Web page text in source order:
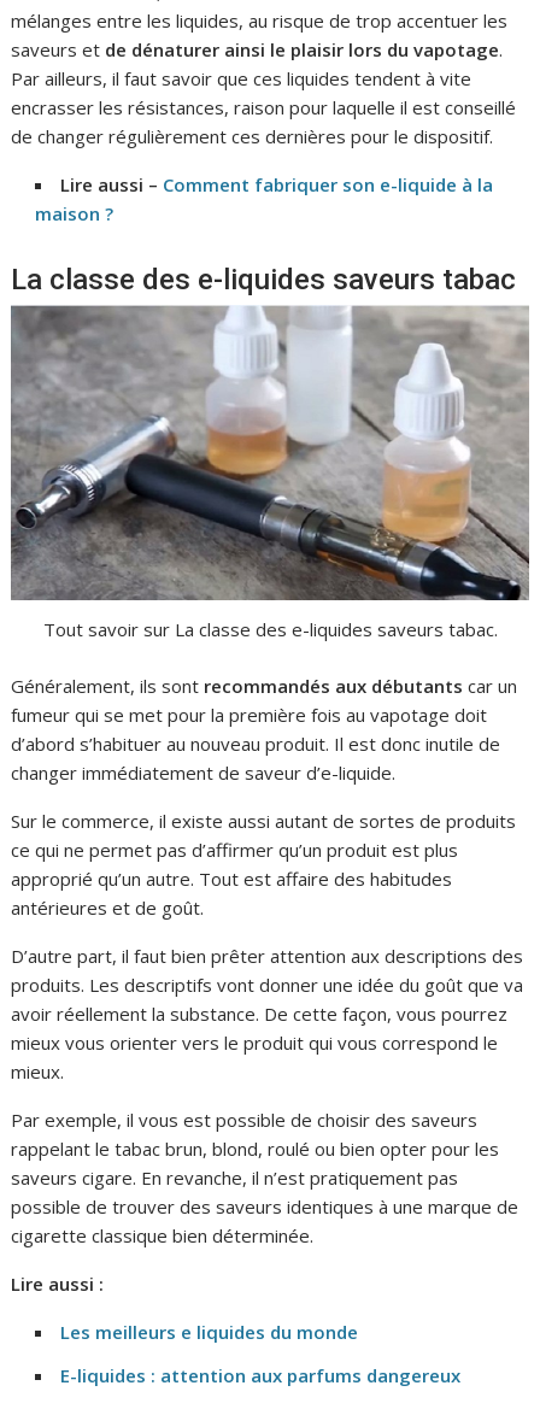
mélanges entre les liquides, au risque de trop accentuer les
saveurs et de dénaturer ainsi le plaisir lors du vapotage.
Par ailleurs, il faut savoir que ces liquides tendent à vite
encrasser les résistances, raison pour laquelle il est conseillé
de changer régulièrement ces dernières pour le dispositif.
Lire aussi – Comment fabriquer son e-liquide à la
maison ?
La classe des e-liquides saveurs tabac
Tout savoir sur La classe des e-liquides saveurs tabac.
Généralement, ils sont recommandés aux débutants car un
fumeur qui se met pour la première fois au vapotage doit
d’abord s’habituer au nouveau produit. Il est donc inutile de
changer immédiatement de saveur d’e-liquide.
Sur le commerce, il existe aussi autant de sortes de produits
ce qui ne permet pas d’affirmer qu’un produit est plus
approprié qu’un autre. Tout est affaire des habitudes
antérieures et de goût.
D’autre part, il faut bien prêter attention aux descriptions des
produits. Les descriptifs vont donner une idée du goût que va
avoir réellement la substance. De cette façon, vous pourrez
mieux vous orienter vers le produit qui vous correspond le
mieux.
Par exemple, il vous est possible de choisir des saveurs
rappelant le tabac brun, blond, roulé ou bien opter pour les
saveurs cigare. En revanche, il n’est pratiquement pas
possible de trouver des saveurs identiques à une marque de
cigarette classique bien déterminée.
Lire aussi :
Les meilleurs e liquides du monde
E-liquides : attention aux parfums dangereux